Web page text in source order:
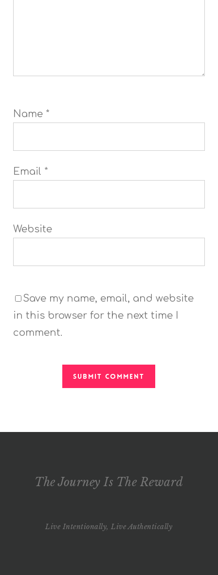
Name *
Email *
Website
Save my name, email, and website
in this browser for the next time I
comment.
The Journey Is The Reward
Live Intentionally, Live Authentically